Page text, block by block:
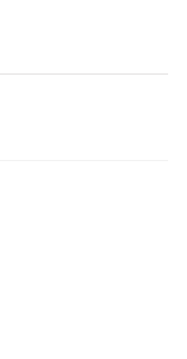
via X -
nieuwsbericht via
dit nieuwsbericht
dit